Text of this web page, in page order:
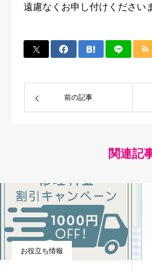
遠慮なくお申し付けください
前の記事
関連記
お役立ち情報